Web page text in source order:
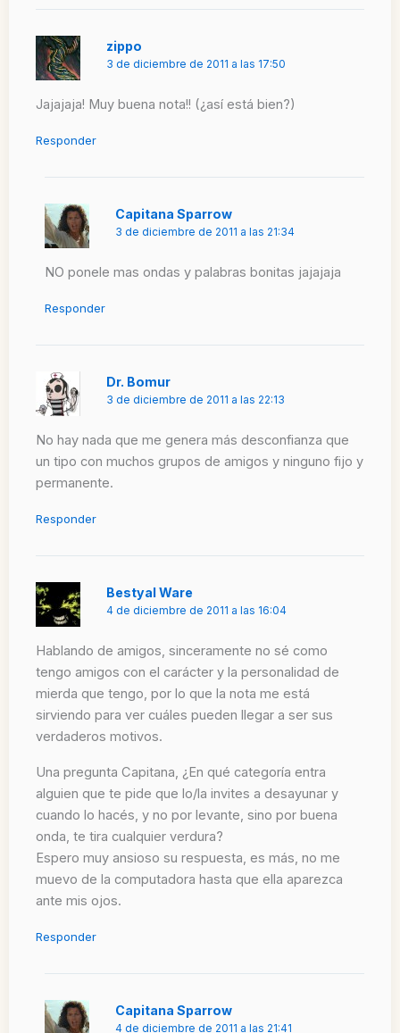
zippo
3 de diciembre de 2011 a las 17:50
Jajajaja! Muy buena nota!! (¿así está bien?)
Responder
Capitana Sparrow
3 de diciembre de 2011 a las 21:34
NO ponele mas ondas y palabras bonitas jajajaja
Responder
Dr. Bomur
3 de diciembre de 2011 a las 22:13
No hay nada que me genera más desconfianza que
un tipo con muchos grupos de amigos y ninguno fijo y
permanente.
Responder
Bestyal Ware
4 de diciembre de 2011 a las 16:04
Hablando de amigos, sinceramente no sé como
tengo amigos con el carácter y la personalidad de
mierda que tengo, por lo que la nota me está
sirviendo para ver cuáles pueden llegar a ser sus
verdaderos motivos.
Una pregunta Capitana, ¿En qué categoría entra
alguien que te pide que lo/la invites a desayunar y
cuando lo hacés, y no por levante, sino por buena
onda, te tira cualquier verdura?
Espero muy ansioso su respuesta, es más, no me
muevo de la computadora hasta que ella aparezca
ante mis ojos.
Responder
Capitana Sparrow
4 de diciembre de 2011 a las 21:41